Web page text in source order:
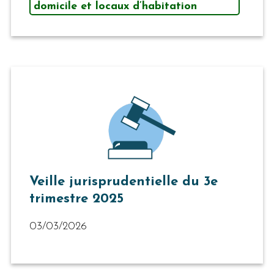
domicile et locaux d’habitation
Veille jurisprudentielle du 3e
trimestre 2025
03/03/2026